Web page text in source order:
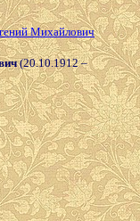
(20.10.1912 –